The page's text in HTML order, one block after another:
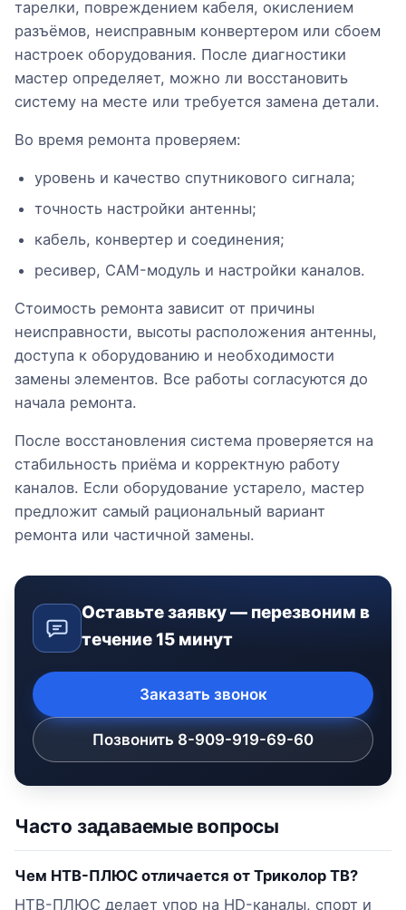
тарелки, повреждением кабеля, окислением
разъёмов, неисправным конвертером или сбоем
настроек оборудования. После диагностики
мастер определяет, можно ли восстановить
систему на месте или требуется замена детали.
Во время ремонта проверяем:
уровень и качество спутникового сигнала;
точность настройки антенны;
кабель, конвертер и соединения;
ресивер, CAM-модуль и настройки каналов.
Стоимость ремонта зависит от причины
неисправности, высоты расположения антенны,
доступа к оборудованию и необходимости
замены элементов. Все работы согласуются до
начала ремонта.
После восстановления система проверяется на
стабильность приёма и корректную работу
каналов. Если оборудование устарело, мастер
предложит самый рациональный вариант
ремонта или частичной замены.
Оставьте заявку — перезвоним в
течение 15 минут
Заказать звонок
Позвонить 8-909-919-69-60
Часто задаваемые вопросы
Чем НТВ-ПЛЮС отличается от Триколор ТВ?
НТВ-ПЛЮС делает упор на HD-каналы, спорт и